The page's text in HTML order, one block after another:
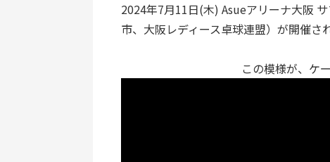
2024年7月11日(木) Asueアリーナ大阪
市、大阪レディース卓球連盟）が開催さ
この模様が、ケ